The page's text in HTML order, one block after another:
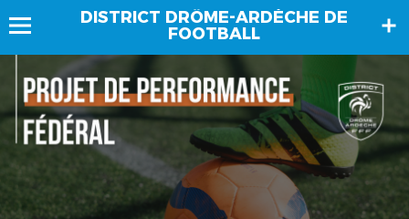
DISTRICT DRÔME-ARDÈCHE DE
FOOTBALL